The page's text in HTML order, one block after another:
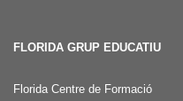
FLORIDA GRUP EDUCATIU
Florida Centre de Formació